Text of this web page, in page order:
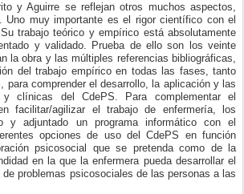
y Aguirre se reflejan otros muchos aspectos,
Uno muy importante es el rigor científico con el
trabajo teórico y empírico está absolutamente
y validado. Prueba de ello son los veinte
la obra y las múltiples referencias bibliográficas,
del trabajo empírico en todas las fases, tanto
para comprender el desarrollo, la aplicación y las
y clínicas del CdePS. Para complementar el
facilitar/agilizar el trabajo de enfermería, los
y adjuntado un programa informático con el
opciones de uso del CdePS en función
psicosocial que se pretenda como de la
en la que la enfermera pueda desarrollar el
problemas psicosociales de las personas a las